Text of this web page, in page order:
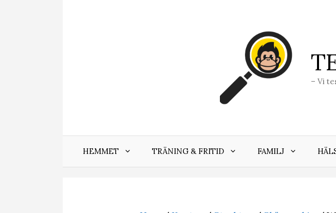
– Vi
HEMMET TRÄNING & FRITID FAMILJ